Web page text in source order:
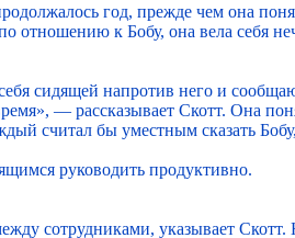
год, прежде чем она
отношению к Бобу, она вела себя
сидящей напротив него и
— рассказывает Скотт. Она
считал бы уместным сказать
руководить продуктивно.
сотрудниками, указывает Скотт.